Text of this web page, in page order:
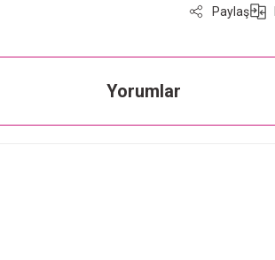
Paylaş
Yorumlar